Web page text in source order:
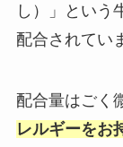
し）」という
配合されてい
配合量はごく
レルギーをお